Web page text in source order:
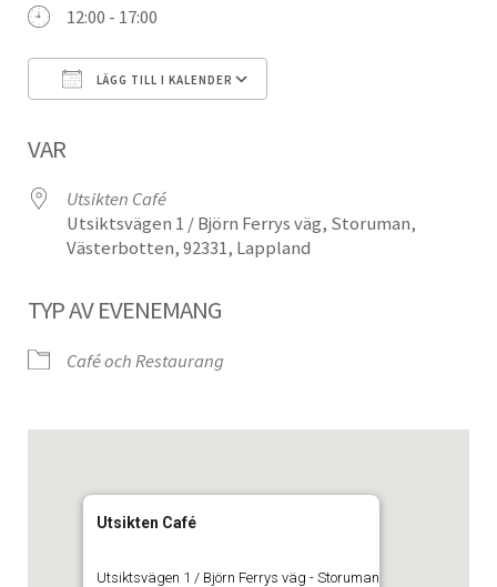
12:00 - 17:00
LÄGG TILL I KALENDER
VAR
Utsikten Café
Utsiktsvägen 1 / Björn Ferrys väg, Storuman,
Västerbotten, 92331, Lappland
TYP AV EVENEMANG
Café och Restaurang
Utsikten Café
Utsiktsvägen 1 / Björn Ferrys väg - Storuman